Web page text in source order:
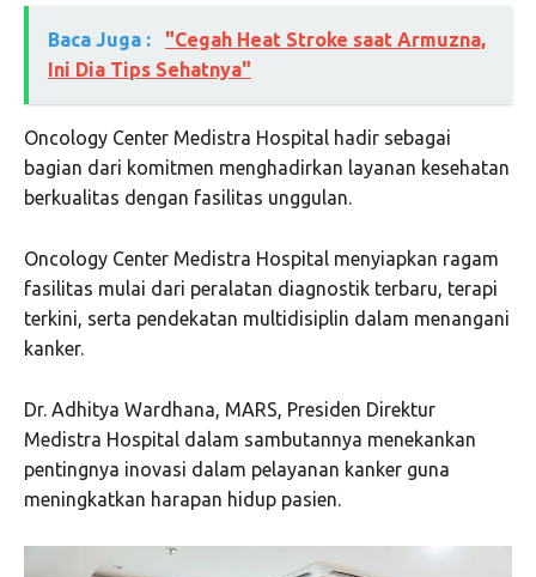
Baca Juga :
"Cegah Heat Stroke saat Armuzna,
Ini Dia Tips Sehatnya"
Oncology Center Medistra Hospital hadir sebagai
bagian dari komitmen menghadirkan layanan kesehatan
berkualitas dengan fasilitas unggulan.
Oncology Center Medistra Hospital menyiapkan ragam
fasilitas mulai dari peralatan diagnostik terbaru, terapi
terkini, serta pendekatan multidisiplin dalam menangani
kanker.
Dr. Adhitya Wardhana, MARS, Presiden Direktur
Medistra Hospital dalam sambutannya menekankan
pentingnya inovasi dalam pelayanan kanker guna
meningkatkan harapan hidup pasien.